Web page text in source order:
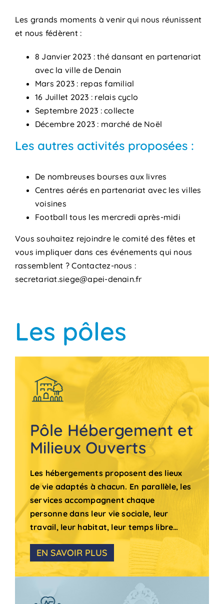
Les grands moments à venir qui nous réunissent
et nous fédèrent :
8 Janvier 2023 : thé dansant en partenariat
avec la ville de Denain
Mars 2023 : repas familial
16 Juillet 2023 : relais cyclo
Septembre 2023 : collecte
Décembre 2023 : marché de Noël
Les autres activités proposées :
De nombreuses bourses aux livres
Centres aérés en partenariat avec les villes
voisines
Football tous les mercredi après-midi
Vous souhaitez rejoindre le comité des fêtes et
vous impliquer dans ces événements qui nous
rassemblent ? Contactez-nous :
secretariat.siege@apei-denain.fr
Les pôles
Pôle Hébergement et
Milieux Ouverts
Les hébergements proposent des lieux
de vie adaptés à chacun. En parallèle, les
services accompagnent chaque
personne dans leur vie sociale, leur
travail, leur habitat, leur temps libre…
EN SAVOIR PLUS